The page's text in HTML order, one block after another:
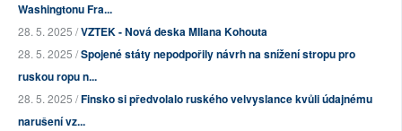
Washingtonu Fra...
28. 5. 2025 /VZTEK - Nová deska MIlana Kohouta
28. 5. 2025 /Spojené státy nepodpořily návrh na snížení stropu pro
ruskou ropu n...
28. 5. 2025 /Finsko si předvolalo ruského velvyslance kvůli údajnému
narušení vz...